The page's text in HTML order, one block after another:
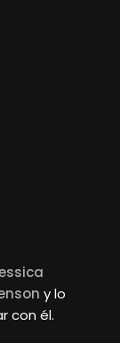
y lo
con él.